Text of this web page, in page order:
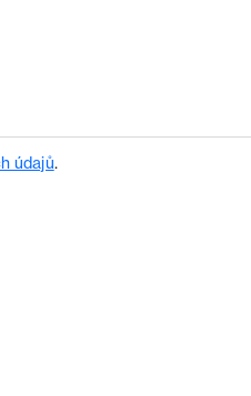
údajů.